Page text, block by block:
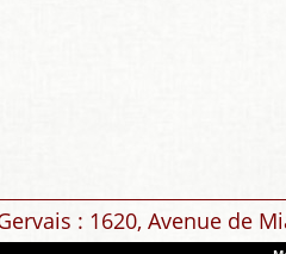
: 1620, Avenue de